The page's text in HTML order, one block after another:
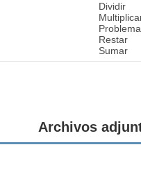
Dividir
Restar
Sumar
Archivos